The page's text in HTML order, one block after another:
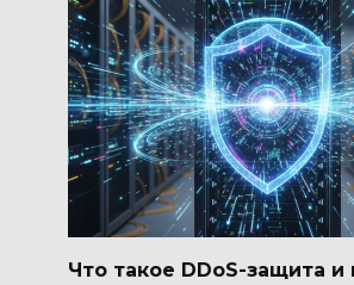
Что такое DDoS-защита и